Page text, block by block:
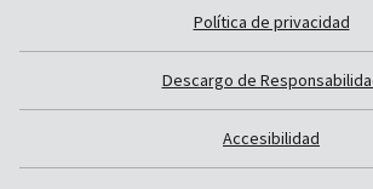
Política de privacidad
Descargo de
Accesibilidad